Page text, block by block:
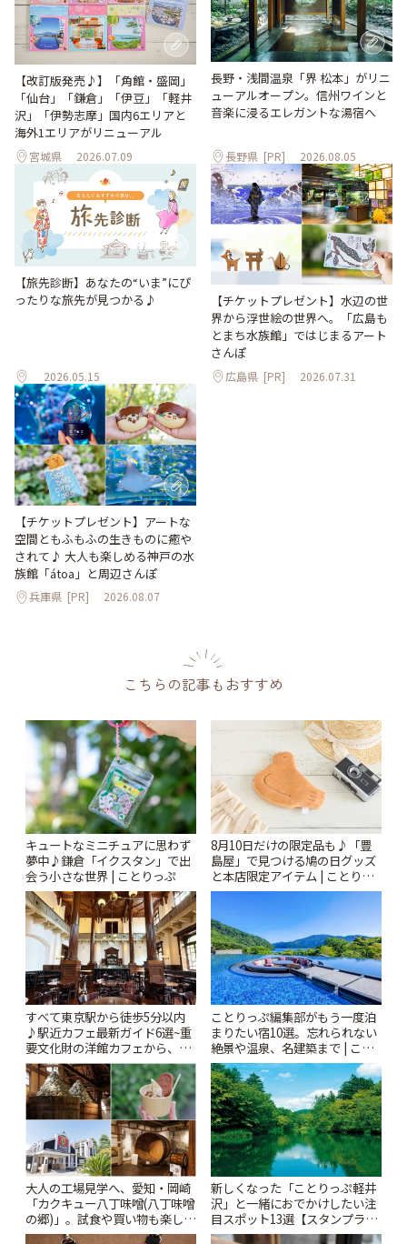
【改訂版発売♪】「角館・盛岡」
「仙台」「鎌倉」「伊豆」「軽井
沢」「伊勢志摩」国内6エリアと
海外1エリアがリニューアル
宮城県 2026.07.09
長野・浅間温泉「界 松本」がリニ
ューアルオープン。信州ワインと
音楽に浸るエレガントな湯宿へ
長野県 [PR] 2026.08.05
【旅先診断】あなたの“いま”にぴ
ったりな旅先が見つかる♪
2026.05.15
【チケットプレゼント】水辺の世
界から浮世絵の世界へ。「広島も
とまち水族館」ではじまるアート
さんぽ
広島県 [PR] 2026.07.31
【チケットプレゼント】アートな
空間ともふもふの生きものに癒や
されて♪ 大人も楽しめる神戸の水
族館「átoa」と周辺さんぽ
兵庫県 [PR] 2026.08.07
こちらの記事もおすすめ
キュートなミニチュアに思わず
夢中♪鎌倉「イクスタン」で出
会う小さな世界 | ことりっぷ
8月10日だけの限定品も♪「豊
島屋」で見つける鳩の日グッズ
と本店限定アイテム | ことりっ
ぷ
すべて東京駅から徒歩5分以内
♪駅近カフェ最新ガイド6選~重
要文化財の洋館カフェから、改
札すぐのレトロ喫茶まで~ | こと
りっぷ
ことりっぷ編集部がもう一度泊
まりたい宿10選。忘れられない
絶景や温泉、名建築まで | こと
りっぷ
大人の工場見学へ、愛知・岡崎
「カクキュー八丁味噌(八丁味噌
の郷)」。試食や買い物も楽しみ
♪ | ことりっぷ
新しくなった「ことりっぷ軽井
沢」と一緒におでかけしたい注
目スポット13選【スタンプラリ
ー開催中】 | ことりっぷ